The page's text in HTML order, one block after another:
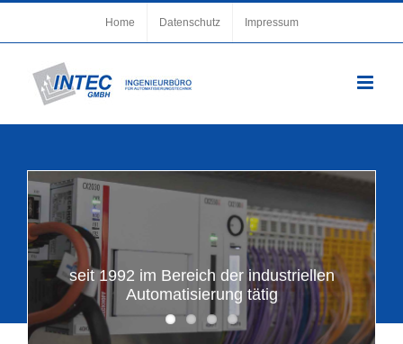
springen
Home Datenschutz Impressum
seit 1992 im Bereich der industriellen
Automatisierung tätig